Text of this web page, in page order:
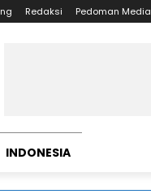
Redaksi Pedoman Media
INDONESIA